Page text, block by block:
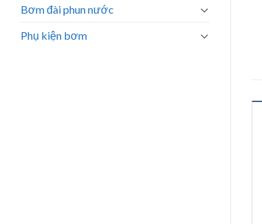
Bơm đài phun nước
Phụ kiện bơm